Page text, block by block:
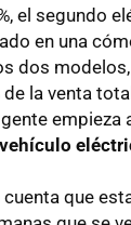
el segundo
en una
dos
de la venta
empieza
cuenta que